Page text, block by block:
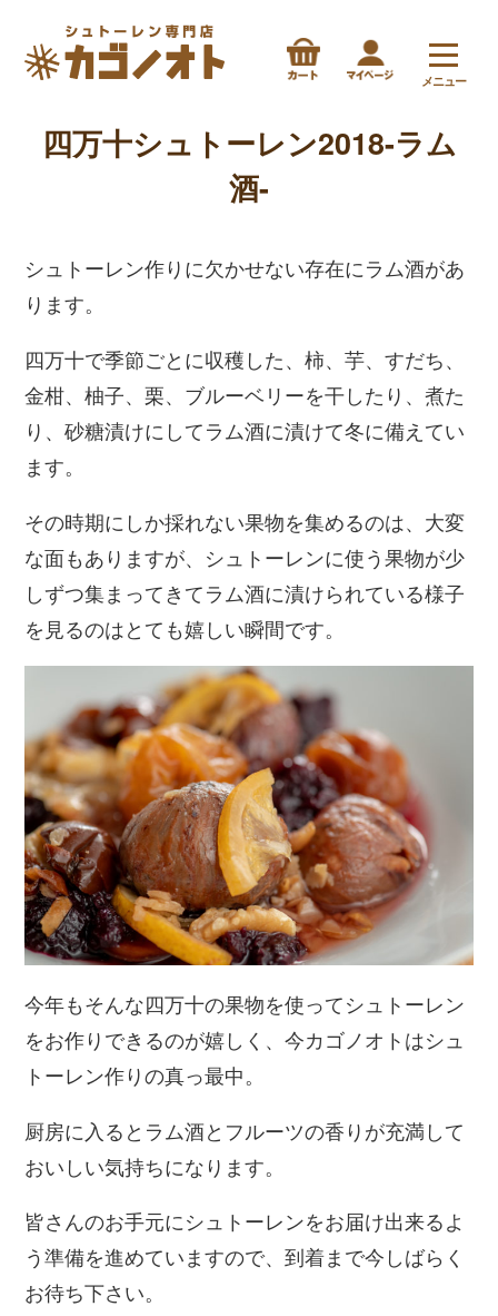
メニュー
四万十シュトーレン2018-ラム
酒-
シュトーレン作りに欠かせない存在にラム酒があ
ります。
四万十で季節ごとに収穫した、柿、芋、すだち、
金柑、柚子、栗、ブルーベリーを干したり、煮た
り、砂糖漬けにしてラム酒に漬けて冬に備えてい
ます。
その時期にしか採れない果物を集めるのは、大変
な面もありますが、シュトーレンに使う果物が少
しずつ集まってきてラム酒に漬けられている様子
を見るのはとても嬉しい瞬間です。
今年もそんな四万十の果物を使ってシュトーレン
をお作りできるのが嬉しく、今カゴノオトはシュ
トーレン作りの真っ最中。
厨房に入るとラム酒とフルーツの香りが充満して
おいしい気持ちになります。
皆さんのお手元にシュトーレンをお届け出来るよ
う準備を進めていますので、到着まで今しばらく
お待ち下さい。